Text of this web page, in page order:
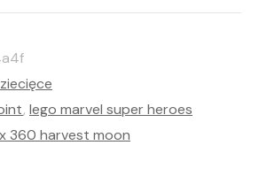
, lego marvel super heroes
360 harvest moon